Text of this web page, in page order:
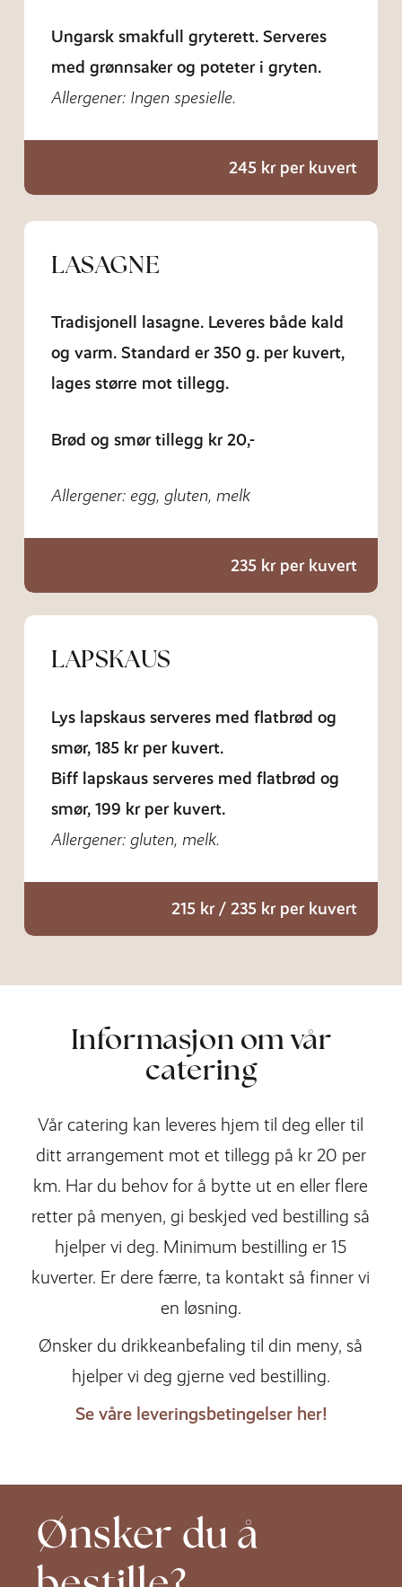
Ungarsk smakfull gryterett. Serveres
med grønnsaker og poteter i gryten.
Allergener: Ingen spesielle.
245 kr per kuvert
LASAGNE
Tradisjonell lasagne. Leveres både kald
og varm.Standard er 350 g. per kuvert,
lages større mot tillegg.
Brød og smør tillegg kr 20,-
Allergener: egg, gluten, melk
235 kr per kuvert
LAPSKAUS
Lys lapskaus serveres med flatbrød og
smør, 185 kr per kuvert.
Biff lapskaus serveres med flatbrød og
smør,199 kr per kuvert.
Allergener: gluten, melk.
215 kr / 235 kr per kuvert
Informasjon om vår
catering
Vår catering kan leveres hjem til deg eller til
ditt arrangement mot et tillegg på kr 20 per
km. Har du behov for å bytte ut en eller flere
retter på menyen, gi beskjed ved bestilling så
hjelper vi deg. Minimum bestilling er 15
kuverter. Er dere færre, ta kontakt så finner vi
en løsning.
Ønsker du drikkeanbefaling til din meny, så
hjelper vi deg gjerne ved bestilling.
Se våre leveringsbetingelser her!
Ønsker du å